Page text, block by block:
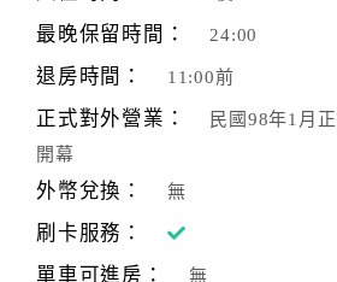
款
據
作
提
案
最晚保留時間： 24:00
退房時間： 11:00前
正式對外營業：
民國98年1月
開幕
外幣兌換： 無
刷卡服務：
單車可進房：
無